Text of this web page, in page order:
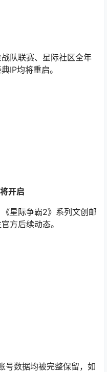
队联赛、星际社区全年
IP均将重启。
开启
星际争霸2》系列文创邮
方后续动态。
号数据均被完整保留，如